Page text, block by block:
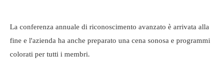
La conferenza annuale di riconoscimento avanzato è arrivata alla
fine e l'azienda ha anche preparato una cena sonosa e programmi
colorati per tutti i membri.